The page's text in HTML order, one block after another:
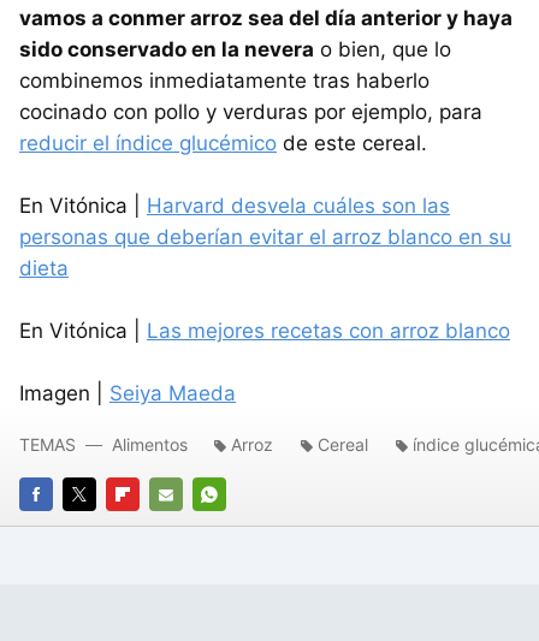
vamos a conmer arroz sea del día anterior y haya
sido conservado en la nevera o bien, que lo
combinemos inmediatamente tras haberlo
cocinado con pollo y verduras por ejemplo, para
reducir el índice glucémico de este cereal.
En Vitónica | Harvard desvela cuáles son las
personas que deberían evitar el arroz blanco en su
dieta
En Vitónica | Las mejores recetas con arroz blanco
Imagen | Seiya Maeda
FACEBOOK
TWITTERFLIPBOARD
E-
WHATSAPP
TEMAS Alimentos Arroz Cereal índice